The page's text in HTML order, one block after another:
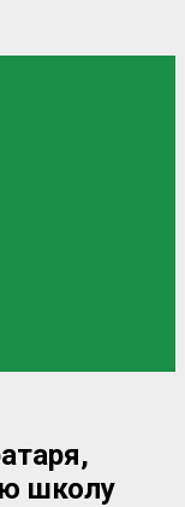
школу